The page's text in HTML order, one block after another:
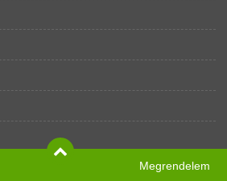
Megrendelem